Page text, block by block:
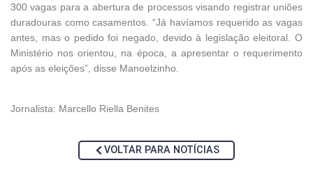
300 vagas para a abertura de processos visando registrar uniões
duradouras como casamentos. “Já havíamos requerido as vagas
antes, mas o pedido foi negado, devido à legislação eleitoral. O
Ministério nos orientou, na época, a apresentar o requerimento
após as eleições”, disse Manoelzinho.
Jornalista: Marcello Riella Benites
VOLTAR PARA NOTÍCIAS